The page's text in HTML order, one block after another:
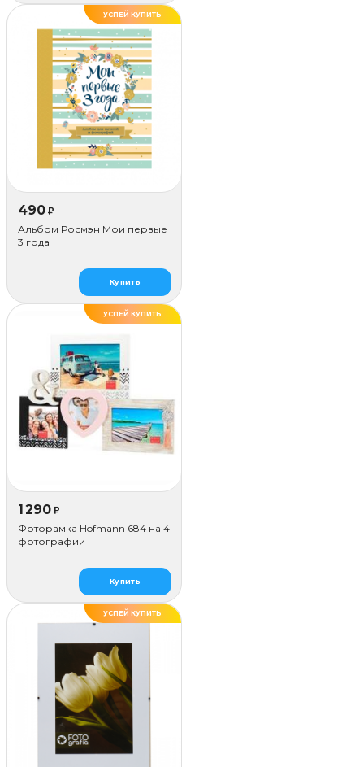
УСПЕЙ КУПИТЬ
490 ₽
Альбом Росмэн Мои первые
3 года
Купить
УСПЕЙ КУПИТЬ
1 290 ₽
Фоторамка Hofmann 684 на 4
фотографии
Купить
УСПЕЙ КУПИТЬ